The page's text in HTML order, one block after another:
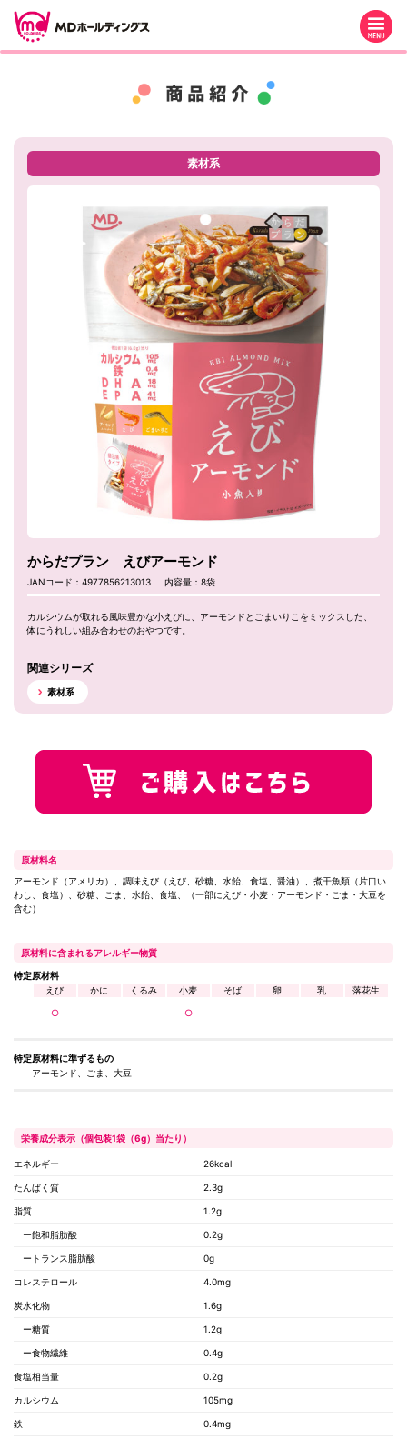
素材系
からだプラン えびアーモンド
JANコード：4977856213013 内容量：8袋
カルシウムが取れる風味豊かな小えびに、アーモンドとごまいりこをミックスした、
体にうれしい組み合わせのおやつです。
関連シリーズ
素材系
原材料名
アーモンド（アメリカ）、調味えび（えび、砂糖、水飴󠄀、食塩、醤油）、煮干魚類（片口い
わし、食塩）、砂糖、ごま、水飴󠄀、食塩、（一部にえび・小麦・アーモンド・ごま・大豆を
含む）
原材料に含まれるアレルギー物質
特定原材料
えび
○
かに
─
くるみ
─
小麦
○
そば
─
卵
─
乳
─
落花生
─
特定原材料に準ずるもの
アーモンド、ごま、大豆
栄養成分表示（個包装1袋（6g）当たり）
エネルギー 26kcal
たんぱく質 2.3g
脂質 1.2g
ー飽和脂肪酸 0.2g
ートランス脂肪酸 0g
コレステロール 4.0mg
炭水化物 1.6g
ー糖質 1.2g
ー食物繊維 0.4g
食塩相当量 0.2g
カルシウム 105mg
鉄 0.4mg